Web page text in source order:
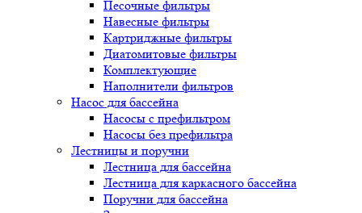
Песочные фильтры
Навесные фильтры
Картриджные фильтры
Диатомитовые фильтры
Комплектующие
Наполнители фильтров
Насос для бассейна
Насосы с префильтром
Насосы без префильтра
Лестницы и поручни
Лестница для бассейна
Лестница для каркасного бассейна
Поручни для бассейна